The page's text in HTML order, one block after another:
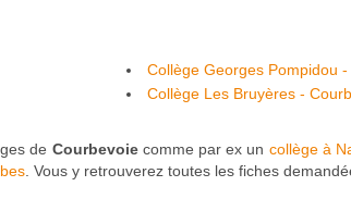
Collège Georges Pompidou
Collège Les Bruyères -
de Courbevoiecomme par ex un collège à
. Vous y retrouverez toutes les fiches